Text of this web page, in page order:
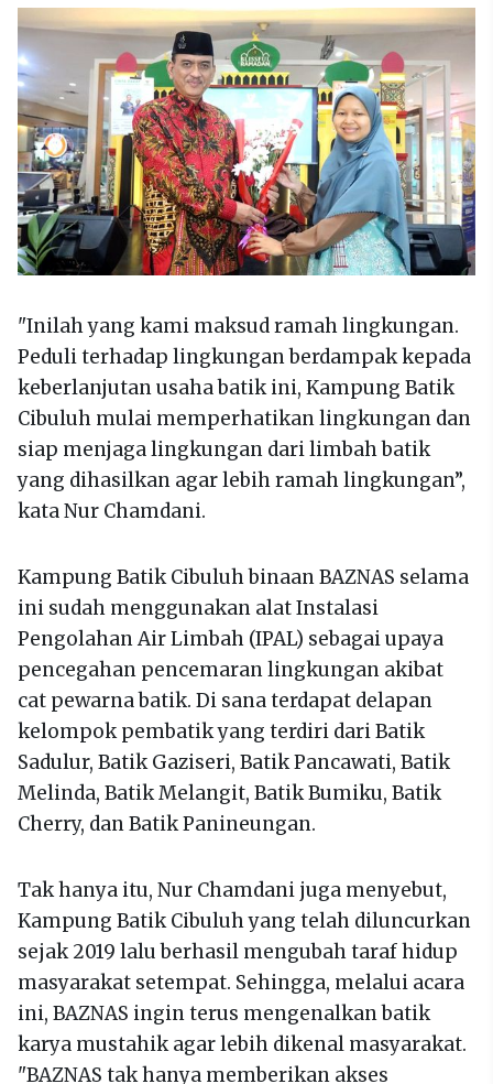
"Inilah yang kami maksud ramah lingkungan.
Peduli terhadap lingkungan berdampak kepada
keberlanjutan usaha batik ini, Kampung Batik
Cibuluh mulai memperhatikan lingkungan dan
siap menjaga lingkungan dari limbah batik
yang dihasilkan agar lebih ramah lingkungan”,
kata Nur Chamdani.
Kampung Batik Cibuluh binaan BAZNAS selama
ini sudah menggunakan alat Instalasi
Pengolahan Air Limbah (IPAL) sebagai upaya
pencegahan pencemaran lingkungan akibat
cat pewarna batik. Di sana terdapat delapan
kelompok pembatik yang terdiri dari Batik
Sadulur, Batik Gaziseri, Batik Pancawati, Batik
Melinda, Batik Melangit, Batik Bumiku, Batik
Cherry, dan Batik Panineungan.
Tak hanya itu, Nur Chamdani juga menyebut,
Kampung Batik Cibuluh yang telah diluncurkan
sejak 2019 lalu berhasil mengubah taraf hidup
masyarakat setempat. Sehingga, melalui acara
ini, BAZNAS ingin terus mengenalkan batik
karya mustahik agar lebih dikenal masyarakat.
"BAZNAS tak hanya memberikan akses